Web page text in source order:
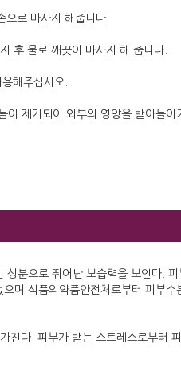
으로 마사지 해줍니다.
후 물로 깨끗이 마사지 해 줍니다.
해주십시오.
제거되어 외부의 영양을 받아들
분으로 뛰어난 보습력을 보인다. 피
며 식품의약품안전처로부터 피부
다. 피부가 받는 스트레스로부터